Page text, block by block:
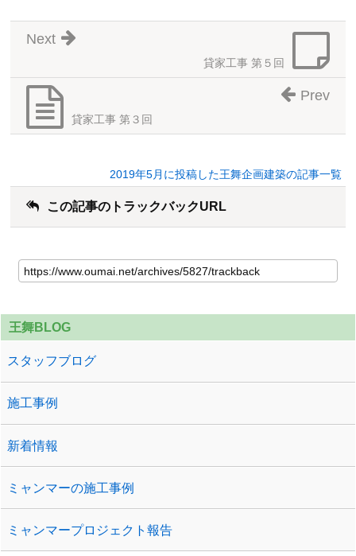
貸家工事 第５回
Next
貸家工事 第３回
Prev
2019年5月に投稿した王舞企画建築の記事一覧
この記事のトラックバックURL
王舞BLOG
スタッフブログ
施工事例
新着情報
ミャンマーの施工事例
ミャンマープロジェクト報告